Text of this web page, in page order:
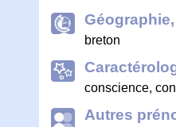
breton
conscience,
Autres